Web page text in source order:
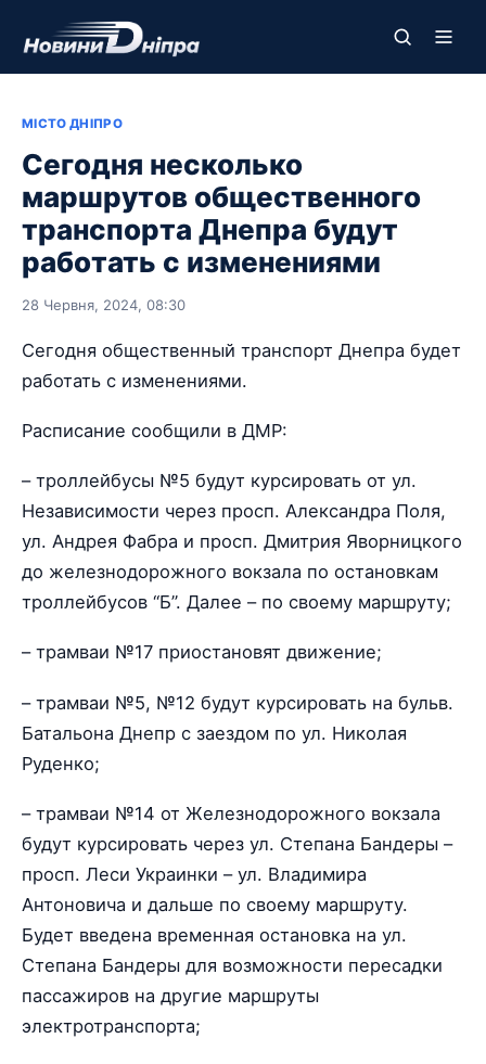
МІСТО ДНІПРО
Сегодня несколько
маршрутов общественного
транспорта Днепра будут
работать с изменениями
28 Червня, 2024, 08:30
Сегодня общественный транспорт Днепра будет
работать с изменениями.
Расписание сообщили в ДМР:
– троллейбусы №5 будут курсировать от ул.
Независимости через просп. Александра Поля,
ул. Андрея Фабра и просп. Дмитрия Яворницкого
до железнодорожного вокзала по остановкам
троллейбусов “Б”. Далее – по своему маршруту;
– трамваи №17 приостановят движение;
– трамваи №5, №12 будут курсировать на бульв.
Батальона Днепр с заездом по ул. Николая
Руденко;
– трамваи №14 от Железнодорожного вокзала
будут курсировать через ул. Степана Бандеры –
просп. Леси Украинки – ул. Владимира
Антоновича и дальше по своему маршруту.
Будет введена временная остановка на ул.
Степана Бандеры для возможности пересадки
пассажиров на другие маршруты
электротранспорта;